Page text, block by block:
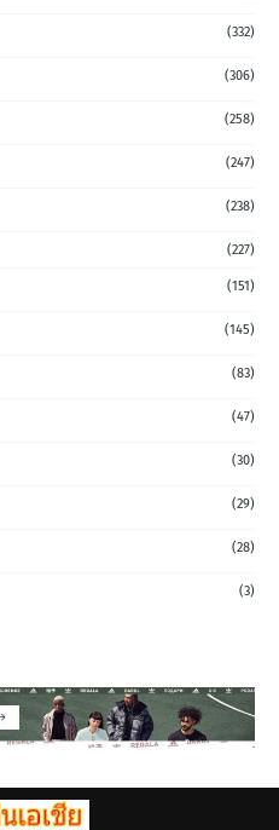
(332)
(306)
(258)
(247)
(238)
(227)
(151)
(145)
(83)
(47)
(30)
(29)
(28)
(3)